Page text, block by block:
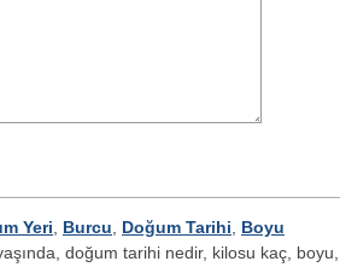
Yeri Burcu Doğum Tarihi
Boyu
doğum tarihi nedir, kilosu kaç, boyu,